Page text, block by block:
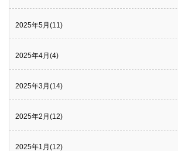
2025年5月(11)
2025年4月(4)
2025年3月(14)
2025年2月(12)
2025年1月(12)